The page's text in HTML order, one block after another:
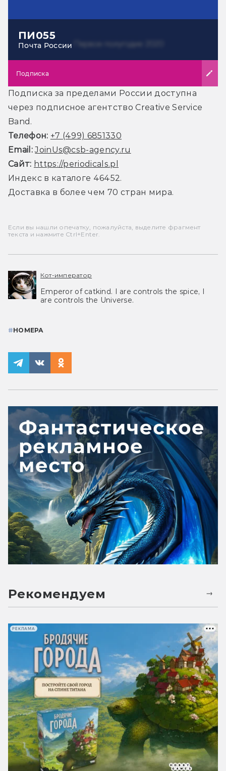
ПИ055
Почта России
Подписка
Подписка за пределами России доступна
через подписное агентство Creative Service
Band.
Телефон: +7 (499) 6851330
Email: JoinUs@csb-agency.ru
Сайт: https://periodicals.pl
Индекс в каталоге 46452.
Доставка в более чем 70 стран мира.
Если вы нашли опечатку, пожалуйста, выделите фрагмент
текста и нажмите Ctrl+Enter.
Кот-император
Emperor of catkind. I are controls the spice, I
are controls the Universe.
#НОМЕРА
Рекомендуем
РЕКЛАМА